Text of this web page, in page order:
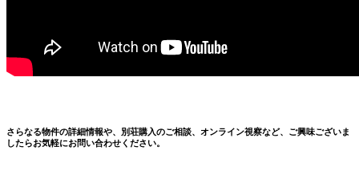
さらなる物件の詳細情報や、別荘購入のご相談、オンライン視察など、ご興味ございま
したらお気軽にお問い合わせください。